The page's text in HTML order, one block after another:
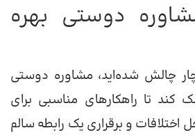
دوستی بهره
چالش شده‌اید، مشاوره دوستی
کند تا راهکارهای مناسبی برای
و برقراری یک رابطه سالم